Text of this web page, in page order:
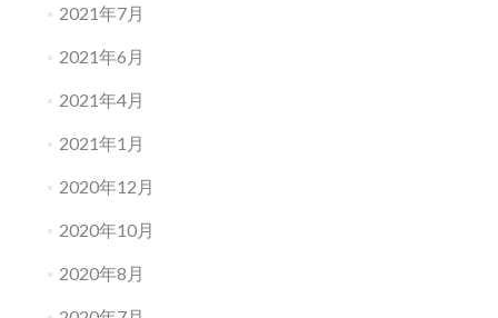
2021年7月
2021年6月
2021年4月
2021年1月
2020年12月
2020年10月
2020年8月